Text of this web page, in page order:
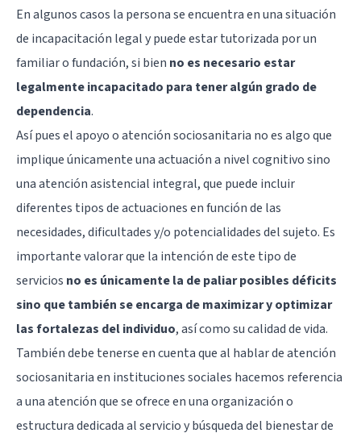
En algunos casos la persona se encuentra en una situación
de incapacitación legal y puede estar tutorizada por un
familiar o fundación, si bien no es necesario estar
legalmente incapacitado para tener algún grado de
dependencia.
Así pues el apoyo o atención sociosanitaria no es algo que
implique únicamente una actuación a nivel cognitivo sino
una atención asistencial integral, que puede incluir
diferentes tipos de actuaciones en función de las
necesidades, dificultades y/o potencialidades del sujeto. Es
importante valorar que la intención de este tipo de
servicios no es únicamente la de paliar posibles déficits
sino que también se encarga de maximizar y optimizar
las fortalezas del individuo, así como su calidad de vida.
También debe tenerse en cuenta que al hablar de atención
sociosanitaria en instituciones sociales hacemos referencia
a una atención que se ofrece en una organización o
estructura dedicada al servicio y búsqueda del bienestar de